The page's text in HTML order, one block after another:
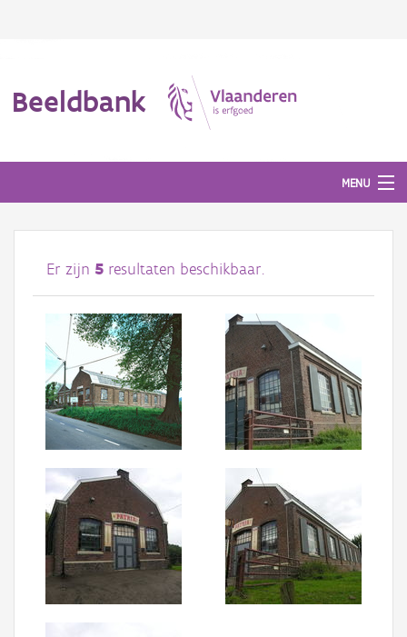
Beeldbank
MENU
Afbeeldingen
#BeeldIndeKijker
Hergebruik
Over ons
Aanmelden
Er zijn 5 resultaten beschikbaar.